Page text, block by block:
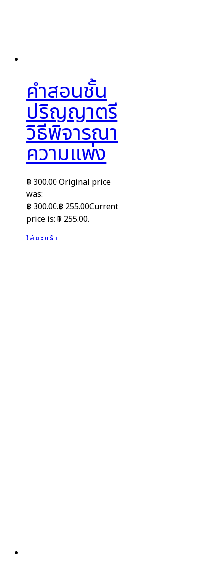
คำสอนชั้น
ปริญญาตรี
วิธีพิจารณา
ความแพ่ง
฿300.00Original price
was:
฿ 300.00.฿255.00Current
price is: ฿ 255.00.
ใส่ตะกร้า